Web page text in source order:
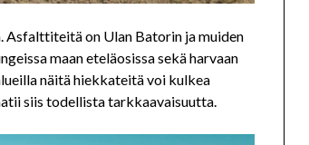
Asfalttiteitä on Ulan Batorin ja muiden
maan eteläosissa sekä harvaan
näitä hiekkateitä voi kulkea
siis todellista tarkkaavaisuutta.